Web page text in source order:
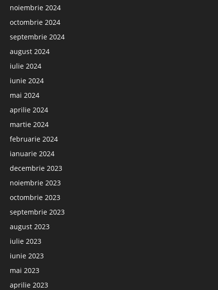
noiembrie 2024
octombrie 2024
septembrie 2024
august 2024
iulie 2024
iunie 2024
mai 2024
aprilie 2024
martie 2024
februarie 2024
ianuarie 2024
decembrie 2023
noiembrie 2023
octombrie 2023
septembrie 2023
august 2023
iulie 2023
iunie 2023
mai 2023
aprilie 2023